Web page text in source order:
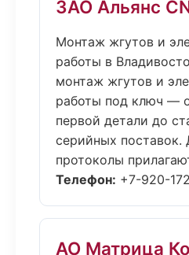
ЗАО Альянс
Монтаж жгутов и
работы в
монтаж жгутов и
работы под ключ —
первой детали до
серийных поставок.
протоколы
Телефон: +7-920-
АО Матрица